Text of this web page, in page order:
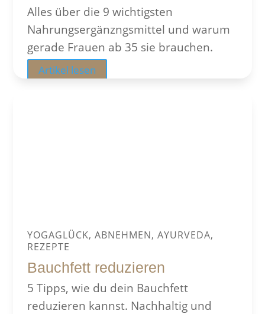
Alles über die 9 wichtigsten
Nahrungsergänzngsmittel und warum
gerade Frauen ab 35 sie brauchen.
Artikel lesen
YOGAGLÜCK, ABNEHMEN, AYURVEDA,
REZEPTE
Bauchfett reduzieren
5 Tipps, wie du dein Bauchfett
reduzieren kannst. Nachhaltig und